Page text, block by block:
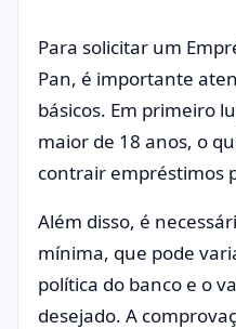
Para solicitar um
Pan, é importante
básicos. Em primeiro
maior de 18 anos, o
contrair empréstimos
Além disso, é
mínima, que pode
política do banco e o
desejado. A